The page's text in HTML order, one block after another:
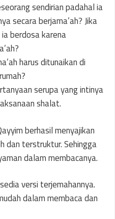
sendirian padahal ia
secara berjama’ah? Jika
berdosa karena
harus ditunaikan di
serupa yang intinya
shalat.
berhasil menyajikan
dan terstruktur. Sehingga
dalam membacanya.
versi terjemahannya.
dalam membaca dan